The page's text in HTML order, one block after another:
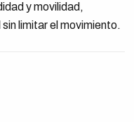
y movilidad,
limitar el movimiento.